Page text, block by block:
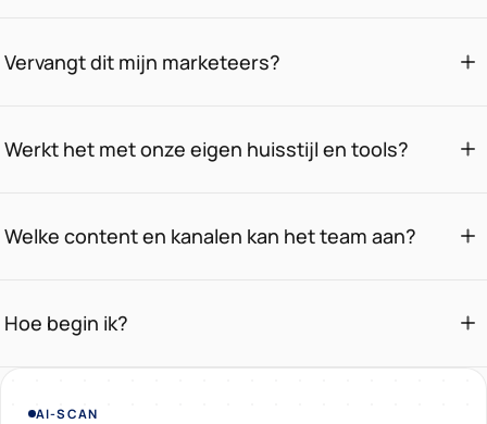
Vervangt dit mijn marketeers?
Werkt het met onze eigen huisstijl en tools?
Welke content en kanalen kan het team aan?
Hoe begin ik?
AI-SCAN